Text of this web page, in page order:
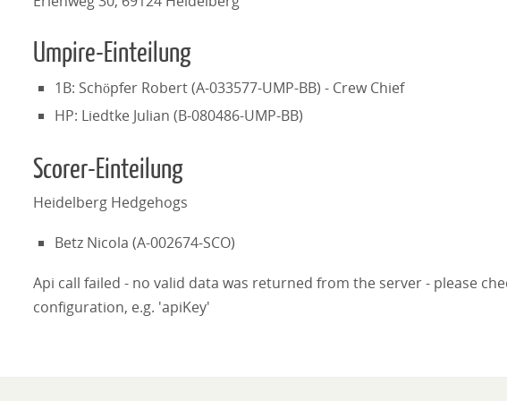
Umpire-Einteilung
1B: Schöpfer Robert (A-033577-UMP-BB) - Crew Chief
HP: Liedtke Julian (B-080486-UMP-BB)
Scorer-Einteilung
Heidelberg Hedgehogs
Betz Nicola (A-002674-SCO)
Api call failed - no valid data was returned from the server - please
configuration, e.g. 'apiKey'